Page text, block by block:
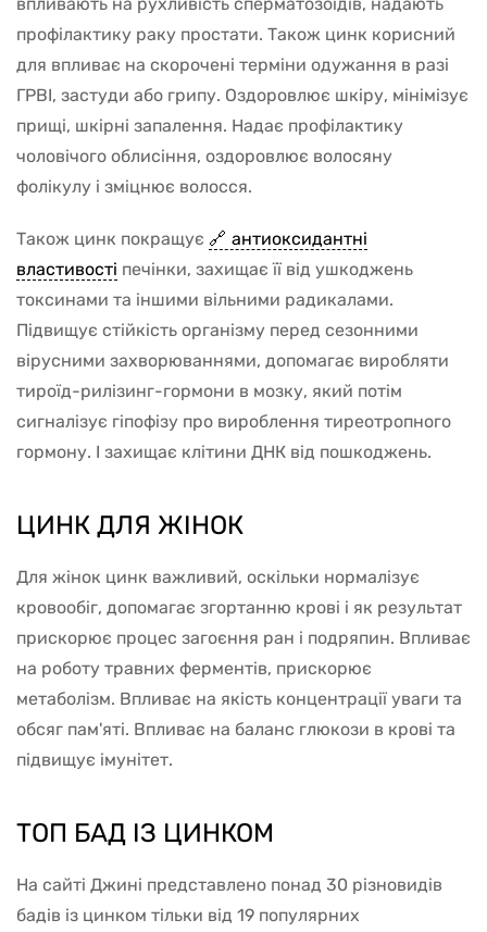
профілактику раку простати. Також цинк корисний
для впливає на скорочені терміни одужання в разі
ГРВІ, застуди або грипу. Оздоровлює шкіру, мінімізує
прищі, шкірні запалення. Надає профілактику
чоловічого облисіння, оздоровлює волосяну
фолікулу і зміцнює волосся.
Також цинк покращує
антиоксидантні
властивості печінки, захищає її від ушкоджень
токсинами та іншими вільними радикалами.
Підвищує стійкість організму перед сезонними
вірусними захворюваннями, допомагає виробляти
тироїд-рилізинг-гормони в мозку, який потім
сигналізує гіпофізу про вироблення тиреотропного
гормону. І захищає клітини ДНК від пошкоджень.
ЦИНК ДЛЯ ЖІНОК
Для жінок цинк важливий, оскільки нормалізує
кровообіг, допомагає згортанню крові і як результат
прискорює процес загоєння ран і подряпин. Впливає
на роботу травних ферментів, прискорює
метаболізм. Впливає на якість концентрації уваги та
обсяг пам'яті. Впливає на баланс глюкози в крові та
підвищує імунітет.
ТОП БАД ІЗ ЦИНКОМ
На сайті Джині представлено понад 30 різновидів
бадів із цинком тільки від 19 популярних